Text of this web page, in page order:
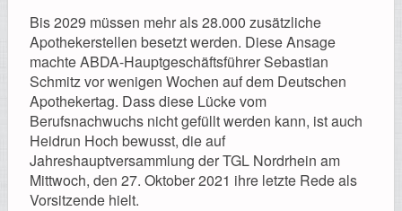
Impressionen
Bis 2029 müssen mehr als 28.000 zusätzliche
Apothekerstellen besetzt werden. Diese Ansage
machte ABDA-Hauptgeschäftsführer Sebastian
Schmitz vor wenigen Wochen auf dem Deutschen
Apothekertag. Dass diese Lücke vom
Berufsnachwuchs nicht gefüllt werden kann, ist auch
Heidrun Hoch bewusst, die auf
Jahreshauptversammlung der TGL Nordrhein am
Mittwoch, den 27. Oktober 2021 ihre letzte Rede als
Vorsitzende hielt.